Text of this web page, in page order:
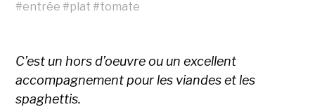
#entrée #plat #tomate
C’est un hors d’oeuvre ou un excellent
accompagnement pour les viandes et les
spaghettis.